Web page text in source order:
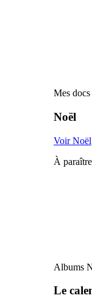
Mes
Noël
Voir Noël
À paraître
Albums
Le